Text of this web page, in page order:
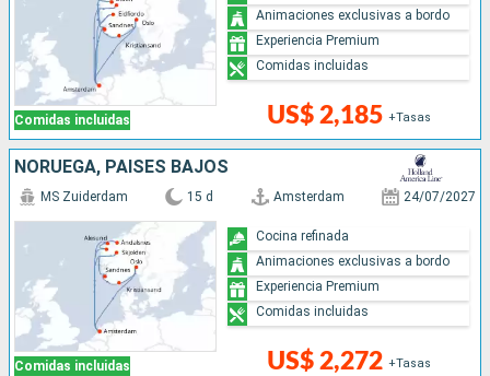
Comidas incluidas US$ 2,185 +Tasas
Animaciones exclusivas a bordo
Experiencia Premium
Comidas incluidas
NORUEGA, PAISES BAJOS
Comidas incluidas
MS Zuiderdam 15 d Amsterdam 24/07/2027
US$ 2,272 +Tasas
Cocina refinada
Animaciones exclusivas a bordo
Experiencia Premium
Comidas incluidas